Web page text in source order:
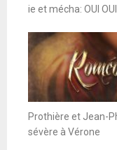
ie et mécha: OUI OUI
Prothière et Jean-
sévère à Vérone